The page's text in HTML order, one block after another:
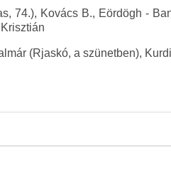
74.), Kovács B., Eördögh -
(Rjaskó, a szünetben),